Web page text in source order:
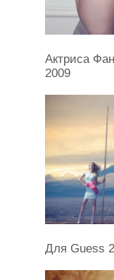
Актриса
2009
Для Guess